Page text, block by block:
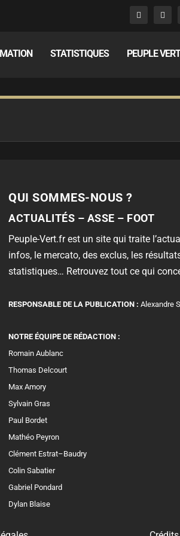
STATISTIQUES PEUPLE
QUI SOMMES-NOUS ?
ACTUALITÉS – ASSE – FOOT
Peuple-Vert.fr est un site qui traite
infos, le mercato, des exclus, les
statistiques… Retrouvez tout ce qui
RESPONSABLE DE LA PUBLICATION : Alexandre
NOTRE ÉQUIPE DE RÉDACTION :
Romain Aublanc
Thomas Delcourt
Max Amory
Sylvain Gras
Paul Bordet
Mathéo Peyron
Clément Estrat–Baudry
Colin Sabatier
Gabriel Pondard
Dylan Blaise